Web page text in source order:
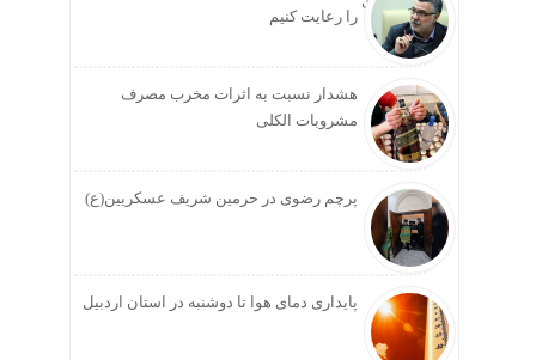
را رعایت کنیم
هشدار نسبت به اثرات مخرب مصرف
مشروبات الکلی
پرچم رضوی در حرمین شریف عسکریین(ع)
پایداری دمای هوا تا دوشنبه در استان اردبیل